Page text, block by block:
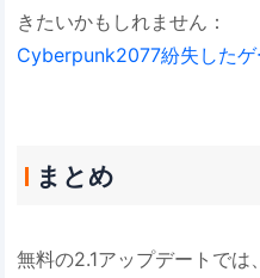
きたいかもしれません：
Cyberpunk2077紛失した
まとめ
無料の2.1アップデートで